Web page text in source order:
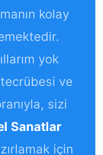
kolay
yok
tecrübesi ve
sizi
Sanatlar
için